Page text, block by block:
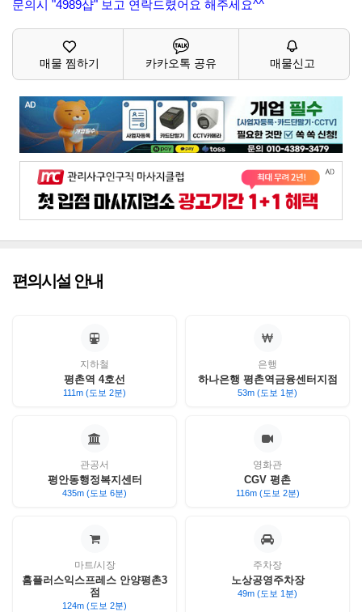
문의시 "4989샵" 보고 연락드렸어요 해주세요^^
매물 찜하기 카카오톡 공유 매물신고
편의시설 안내
지하철
평촌역 4호선
111m (도보 2분)
은행
하나은행 평촌역금융센터지점
53m (도보 1분)
관공서
평안동행정복지센터
435m (도보 6분)
영화관
CGV 평촌
116m (도보 2분)
마트/시장
홈플러스익스프레스 안양평촌3
점
124m (도보 2분)
주차장
노상공영주차장
49m (도보 1분)